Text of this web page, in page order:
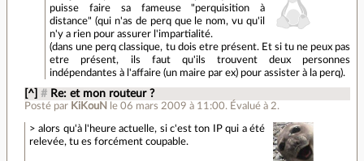
puisse faire sa fameuse "perquisition à
distance" (qui n'as de perq que le nom, vu qu'il
n'y a rien pour assurer l'impartialité.
(dans une perq classique, tu dois etre présent. Et si tu ne peux pas
etre présent, ils faut qu'ils trouvent deux personnes
indépendantes à l'affaire (un maire par ex) pour assister à la perq).
[^] # Re: et mon routeur ?
Posté par KiKouN le 06 mars 2009 à 11:00. Évalué à 2.
> alors qu'à l'heure actuelle, si c'est ton IP qui a été
relevée, tu es forcément coupable.